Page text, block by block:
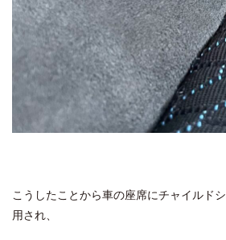
こうしたことから車の座席にチャイルド
用され、